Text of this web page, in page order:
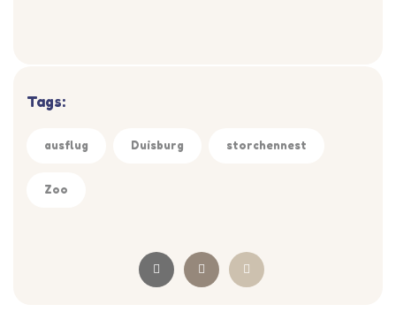
Tags:
ausflug Duisburg storchennest
Zoo